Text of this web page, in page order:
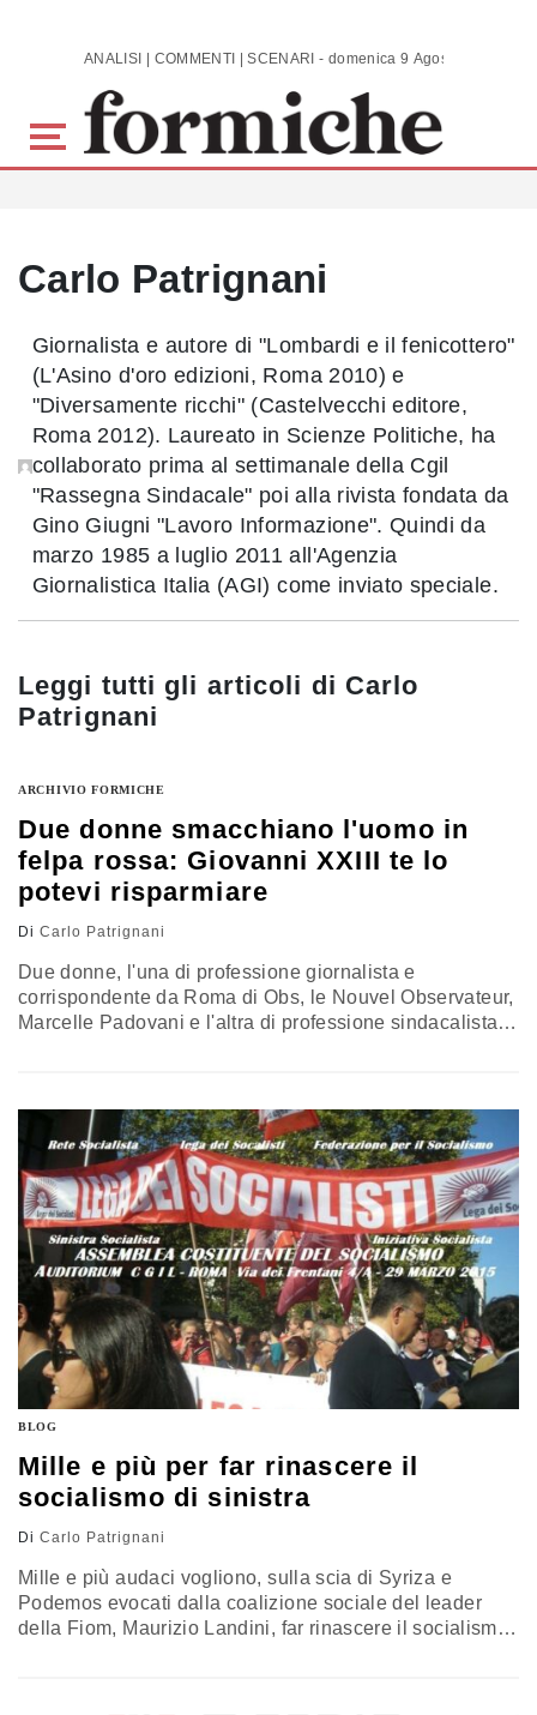
Skip to main content ANALISI | COMMENTI | SCENARI - domenica 9 Agosto 2026
Carlo Patrignani
Giornalista e autore di "Lombardi e il fenicottero"
(L'Asino d'oro edizioni, Roma 2010) e
"Diversamente ricchi" (Castelvecchi editore,
Roma 2012). Laureato in Scienze Politiche, ha
collaborato prima al settimanale della Cgil
"Rassegna Sindacale" poi alla rivista fondata da
Gino Giugni "Lavoro Informazione". Quindi da
marzo 1985 a luglio 2011 all'Agenzia
Giornalistica Italia (AGI) come inviato speciale.
Leggi tutti gli articoli di Carlo
Patrignani
ARCHIVIO FORMICHE
Due donne smacchiano l'uomo in
felpa rossa: Giovanni XXIII te lo
potevi risparmiare
Di Carlo Patrignani
Due donne, l'una di professione giornalista e
corrispondente da Roma di Obs, le Nouvel Observateur,
Marcelle Padovani e l'altra di professione sindacalista
per la terza volta scommette sull'idea, già naufragata,
della coalizione sociale. Landini lasci…
BLOG
Mille e più per far rinascere il
socialismo di sinistra
Di Carlo Patrignani
Mille e più audaci vogliono, sulla scia di Syriza e
Podemos evocati dalla coalizione sociale del leader
della Fiom, Maurizio Landini, far rinascere il socialismo,